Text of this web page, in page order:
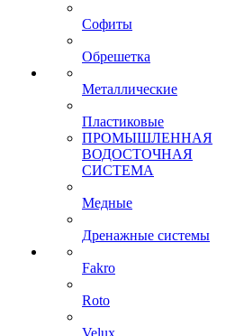
Софиты
Обрешетка
Металлические
Пластиковые
ПРОМЫШЛЕННАЯ
ВОДОСТОЧНАЯ
СИСТЕМА
Медные
Дренажные системы
Fakro
Roto
Velux